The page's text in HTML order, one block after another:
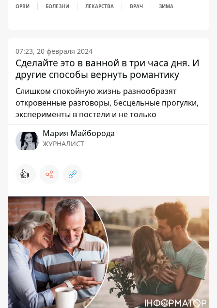
ОРВИ
БОЛЕЗНИ ЛЕКАРСТВА ВРАЧ ЗИМА
07:23, 20 февраля 2024
Сделайте это в ванной в три часа дня. И
другие способы вернуть романтику
Слишком спокойную жизнь разнообразят
откровенные разговоры, бесцельные прогулки,
эксперименты в постели и не только
Мария Майборода
ЖУРНАЛИСТ
👍